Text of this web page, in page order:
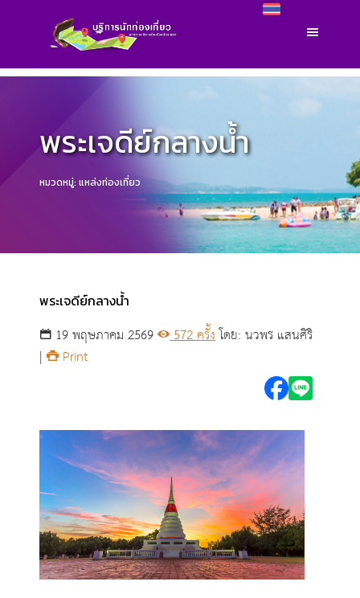
พระเจดีย์กลางน้ำ
หมวดหมู่: แหล่งท่องเที่ยว
พระเจดีย์กลางน้ำ
19 พฤษภาคม 2569 572 ครั้งโดย: นวพร แสนศิริ
|
Print